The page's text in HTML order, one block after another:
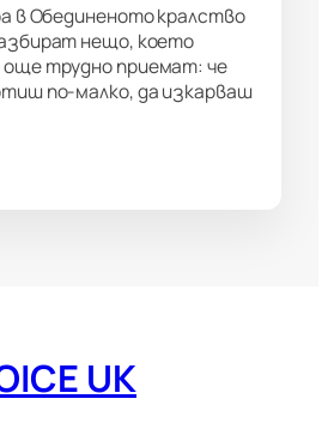
в Обединеното кралство
нещо, което
трудно приемат: че
по-малко, да изкарваш
UK